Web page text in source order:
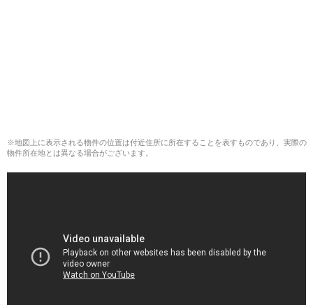
※地図上に表示される物件の位置は付近住所に所在することを表すものであり、実際の
物件所在地とは異なる場合がございます。